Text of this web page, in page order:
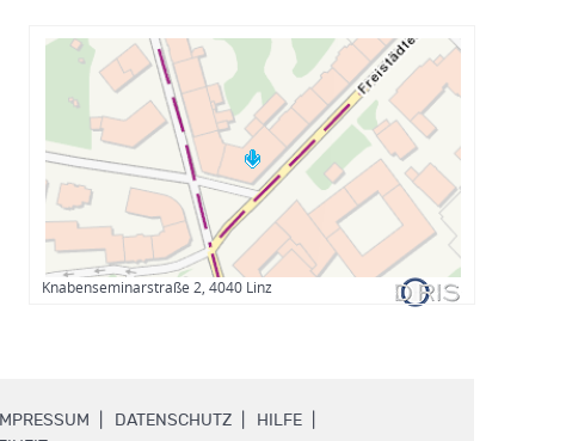
Knabenseminarstraße 2, 4040 Linz
IMPRESSUM DATENSCHUTZ HILFE